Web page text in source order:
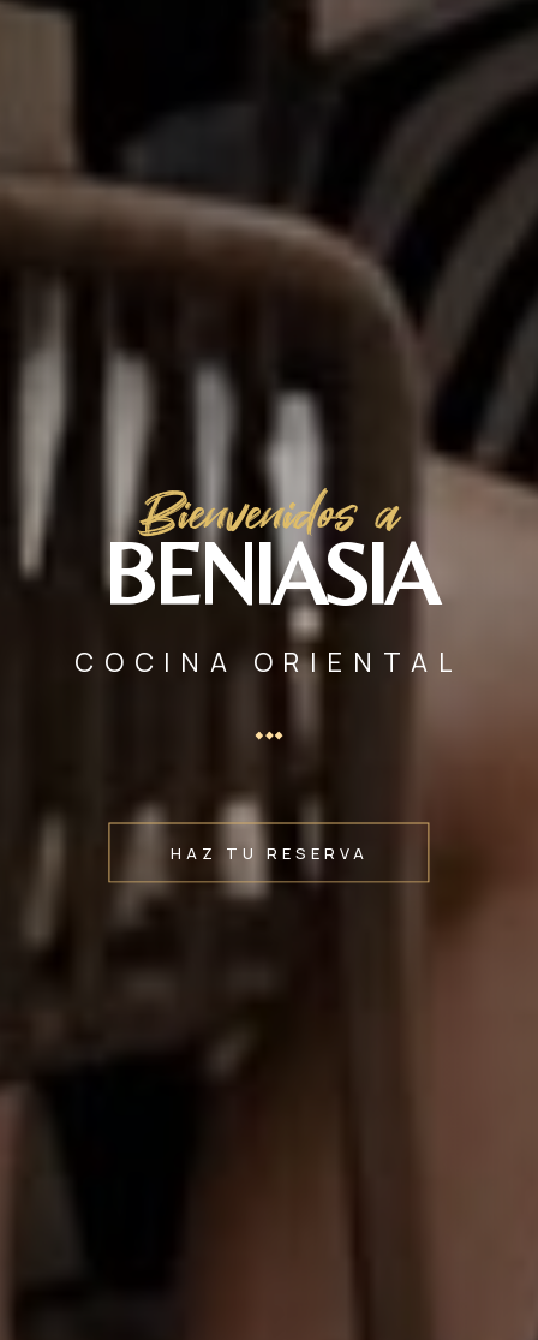
Bienvenidos a
BENIASIA
COCINA ORIENTAL
HAZ TU RESERVA